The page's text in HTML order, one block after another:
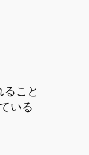
こと
いる